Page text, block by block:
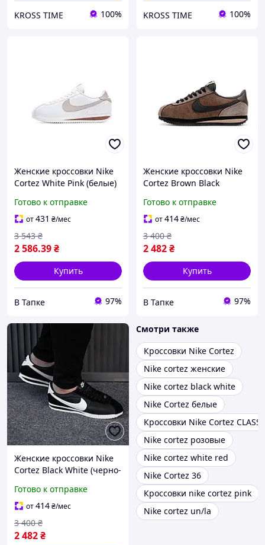
KROSS TIME 100% KROSS TIME 100%
Женские кроссовки Nike
Cortez White Pink (белые)
низком ходу кожа
текстиль Y15009
Готово к отправке
от431 ₴/мес
2 586.39₴
3 543 ₴
Купить
В Тапке 97%
Женские кроссовки Nike
Cortez Brown Black
стильные замшевые кеды
Y15098
Готово к отправке
от414₴/мес
2 482₴
3 400 ₴
Купить
В Тапке 97%
Женские кроссовки Nike
Cortez Black White (черно-
кроссы текстиль Y15106
Готово к отправке
от414₴/мес
2 482₴
3 400 ₴
Смотри также
Кроссовки Nike Cortez
Nike cortez женские
Nike cortez black white
Nike Cortez белые
Кроссовки Nike Cortez
Nike cortez розовые
Nike cortez white red
Nike Cortez 36
Кроссовки nike cortez pink
Nike cortez un/la